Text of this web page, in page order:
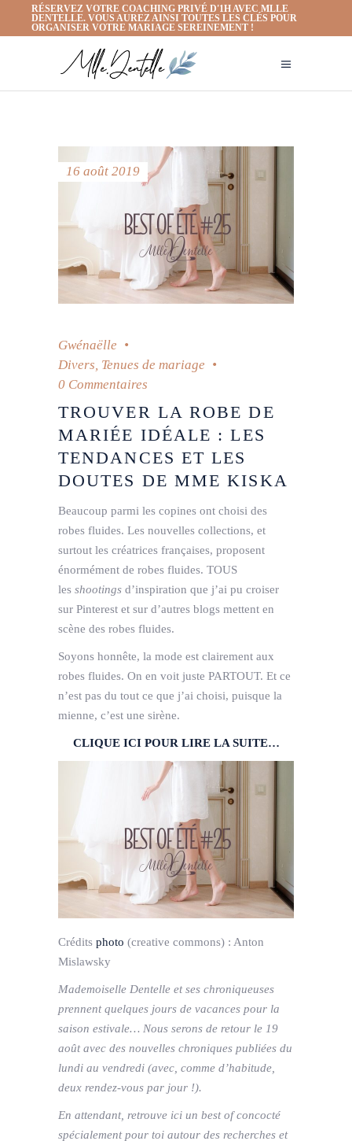
RÉSERVEZ VOTRE COACHING PRIVÉ D'1H AVEC MLLE
DENTELLE. VOUS AUREZ AINSI TOUTES LES CLÉS POUR
ORGANISER VOTRE MARIAGE SEREINEMENT !
16 août 2019
Gwénaëlle
Divers, Tenues de mariage
0 Commentaires
TROUVER LA ROBE DE
MARIÉE IDÉALE : LES
TENDANCES ET LES
DOUTES DE MME KISKA
Beaucoup parmi les copines ont choisi des
robes fluides. Les nouvelles collections, et
surtout les créatrices françaises, proposent
énormément de robes fluides. TOUS
les shootings d’inspiration que j’ai pu croiser
sur Pinterest et sur d’autres blogs mettent en
scène des robes fluides.
Soyons honnête, la mode est clairement aux
robes fluides. On en voit juste PARTOUT. Et ce
n’est pas du tout ce que j’ai choisi, puisque la
mienne, c’est une sirène.
CLIQUE ICI POUR LIRE LA SUITE…
Crédits photo (creative commons) : Anton
Mislawsky
Mademoiselle Dentelle et ses chroniqueuses
prennent quelques jours de vacances pour la
saison estivale… Nous serons de retour le 19
août avec des nouvelles chroniques publiées du
lundi au vendredi (avec, comme d’habitude,
deux rendez-vous par jour !).
En attendant, retrouve ici un best of concocté
spécialement pour toi autour des recherches et